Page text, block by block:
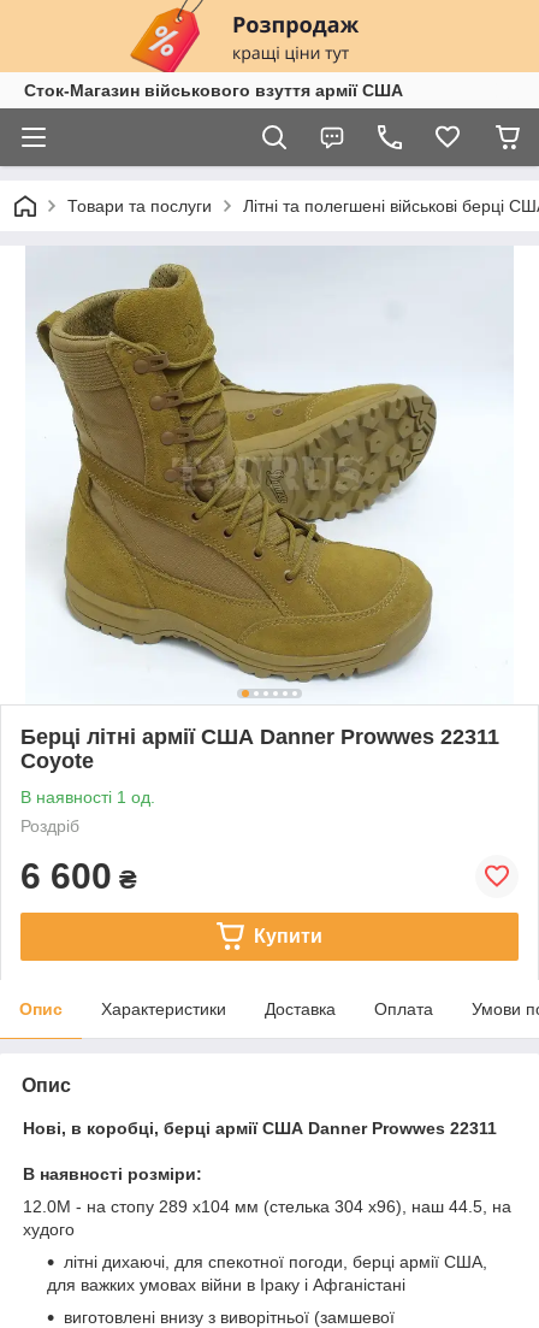
Сток-Магазин військового взуття армії США
Товари та послуги Літні та полегшені військові берці
Берці літні армії США Danner Prowwes 22311
Coyote
В наявності 1 од.
Роздріб
6 600 ₴
Купити
Опис Характеристики Доставка Оплата Умови
Опис
Нові, в коробці, берці армії США Danner Prowwes 22311
В наявності розміри:
12.0M - на стопу 289 х104 мм (стелька 304 х96), наш 44.5, на
худого
літні дихаючі, для спекотної погоди, берці армії США,
для важких умовах війни в Іраку і Афганістані
виготовлені внизу з виворітньої (замшевої